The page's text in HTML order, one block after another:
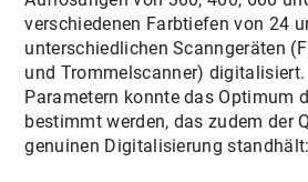
verschiedenen Farbtiefen von 24
unterschiedlichen Scanngeräten
und Trommelscanner)
Parametern konnte das Optimum
bestimmt werden, das zudem der
genuinen Digitalisierung standhält: